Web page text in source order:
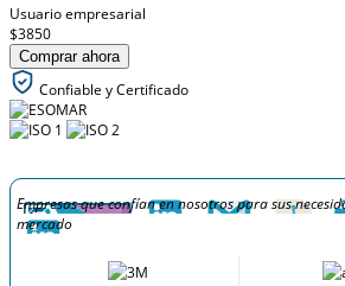
Usuario empresarial
$3850
Comprar ahora
Confiable y Certificado
Empresas que confían en nosotros para sus
mercado